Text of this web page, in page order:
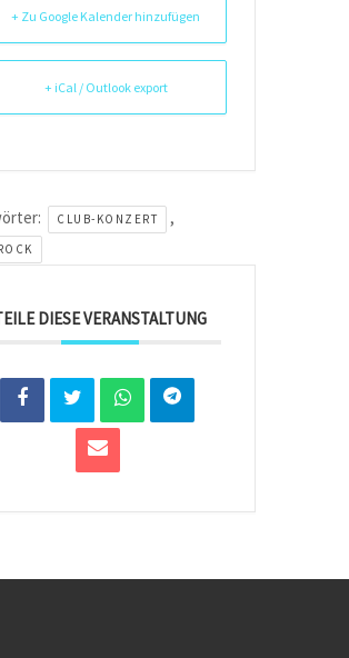
+ Zu Google Kalender hinzufügen
+ iCal / Outlook export
CLUB-KONZERT ,
DIESE VERANSTALTUNG